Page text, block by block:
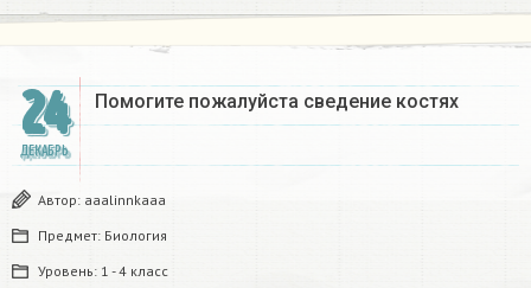
24
ДЕКАБРЬ
Помогите пожалуйста сведение костях​
Автор: aaalinnkaaa
Предмет: Биология
Уровень: 1 - 4 класс